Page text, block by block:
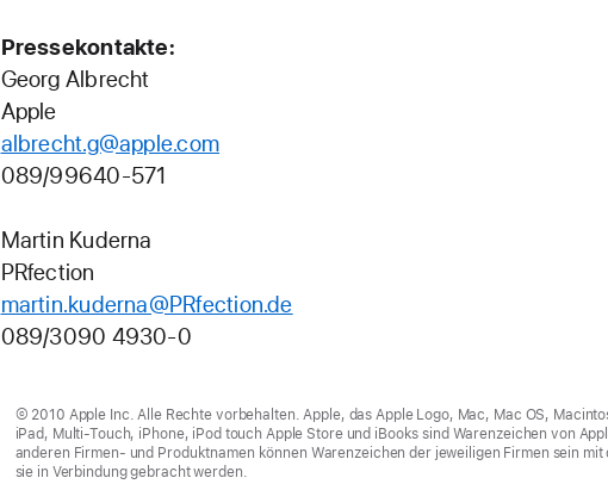
Pressekontakte:
Georg Albrecht
Apple
albrecht.g@apple.com
089/99640-571
Martin Kuderna
PRfection
martin.kuderna@PRfection.de
089/3090 4930-0
© 2010 Apple Inc. Alle Rechte vorbehalten. Apple, das Apple Logo, Mac, Mac OS,
iPad, Multi-Touch, iPhone, iPod touch Apple Store und iBooks sind Warenzeichen von
anderen Firmen- und Produktnamen können Warenzeichen der jeweiligen Firmen sein mit
sie in Verbindung gebracht werden.